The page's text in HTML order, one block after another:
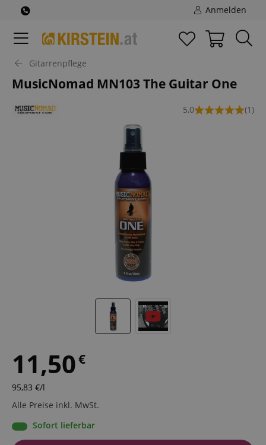
Anmelden
Gitarrenpflege
MusicNomad MN103 The Guitar One
5,0 (1)
11,50€
95,83 €/l
Alle Preise inkl. MwSt.
Sofort lieferbar